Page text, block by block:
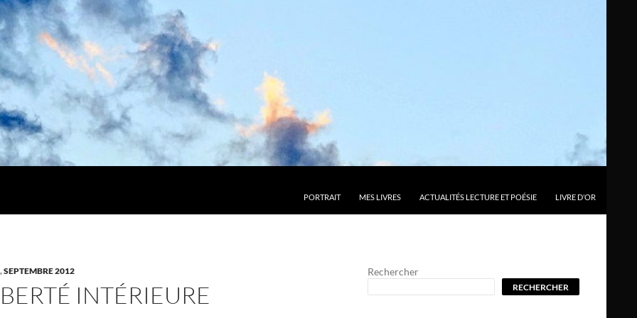
PORTRAIT MES LIVRES ACTUALITÉS LECTURE ET POÉSIE LIVRE D’OR
,SEPTEMBRE 2012
INTÉRIEURE
Rechercher
RECHERCHER